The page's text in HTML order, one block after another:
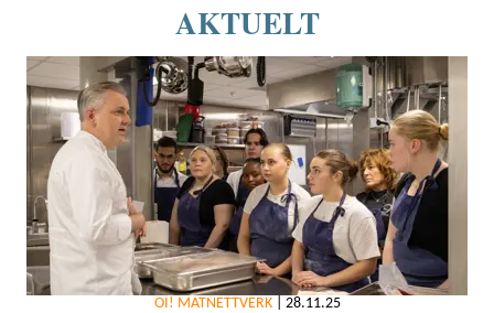
AKTUELT
OI! MATNETTVERK| 28.11.25